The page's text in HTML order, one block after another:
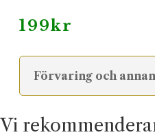
199kr
Förvaring och
Vi